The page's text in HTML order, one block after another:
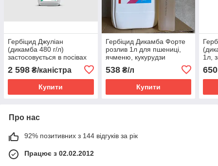
Гербіцид Джуліан
(дикамба 480 г/л)
застосовується в посівах
ячменю (Післясходовий)
2 598 ₴/каністра
Купити
Гербіцид Дикамба Форте
розлив 1л для пшениці,
ячменю, кукурудзи
538₴/л
Купити
1л,
650
Про нас
92% позитивних з 144 відгуків за рік
Працює з 02.02.2012